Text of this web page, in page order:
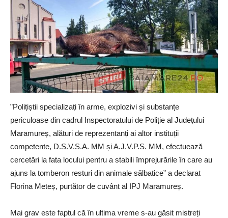
”Polițiștii specializați în arme, explozivi și substanțe
periculoase din cadrul Inspectoratului de Poliție al Județului
Maramureș, alături de reprezentanți ai altor instituții
competente, D.S.V.S.A. MM și A.J.V.P.S. MM, efectuează
cercetări la fata locului pentru a stabili împrejurările în care au
ajuns la tomberon resturi din animale sălbatice” a declarat
Florina Meteș, purtător de cuvânt al IPJ Maramureș.
Mai grav este faptul că în ultima vreme s-au găsit mistreți